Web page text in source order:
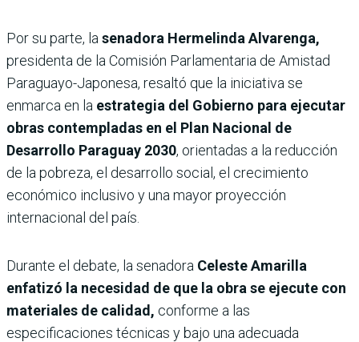
Por su parte, la senadora Hermelinda Alvarenga,
presidenta de la Comisión Parlamentaria de Amistad
Paraguayo-Japonesa, resaltó que la iniciativa se
enmarca en la estrategia del Gobierno para ejecutar
obras contempladas en el Plan Nacional de
Desarrollo Paraguay 2030, orientadas a la reducción
de la pobreza, el desarrollo social, el crecimiento
económico inclusivo y una mayor proyección
internacional del país.
Durante el debate, la senadora Celeste Amarilla
enfatizó la necesidad de que la obra se ejecute con
materiales de calidad, conforme a las
especificaciones técnicas y bajo una adecuada